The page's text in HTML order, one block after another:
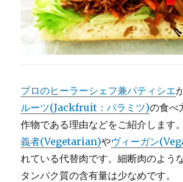
小
麦
粉
と
に
プロのヒーラーシェフ兼パティシエ
ルーツ(Jackfruit：パラミツ)の食べ
作物である理由などをご紹介します
義者(Vegetarian)やヴィーガン
れている代替肉です。細断肉のよう
タンパク質の含有量は少なめです。